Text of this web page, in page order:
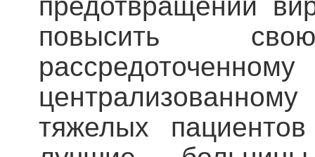
повысить
тяжелых